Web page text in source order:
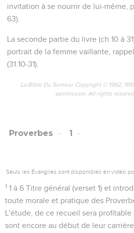
invitation à se nourrir de lui-même,
63).
La seconde partie du livre (ch.10 à
portrait de la femme vaillante,
(31.10-31).
La Bible Du Semeur Copyright © 1992,
permission. All rights
Proverbes 1
Seuls les Évangiles sont disponibles en vidéo
1 1 à 6 Titre général (verset 1) et
toute morale et pratique des
L'étude, de ce recueil sera profitable
sont encore au début de leur